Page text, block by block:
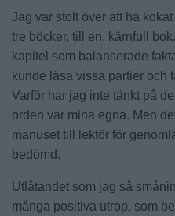
Jag var stolt över att ha
tre böcker, till en, kärnfull
kapitel som balanserade
kunde läsa vissa partier och
Varför har jag inte tänkt på
orden var mina egna. Men
manuset till lektör för
bedömd.
Utlåtandet som jag så
många positiva utrop, som